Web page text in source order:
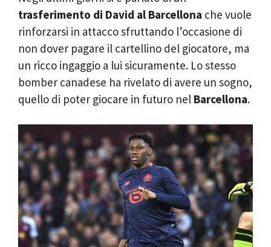
trasferimento di David al Barcellona che vuole
rinforzarsi in attacco sfruttando l’occasione di
non dover pagare il cartellino del giocatore, ma
un ricco ingaggio a lui sicuramente. Lo stesso
bomber canadese ha rivelato di avere un sogno,
quello di poter giocare in futuro nel Barcellona.